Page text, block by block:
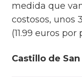
medida que
costosos, unos
(11.99 euros por
Castillo de